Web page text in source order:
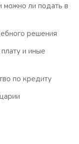
можно ли подать в
решения
и иные
по кредиту